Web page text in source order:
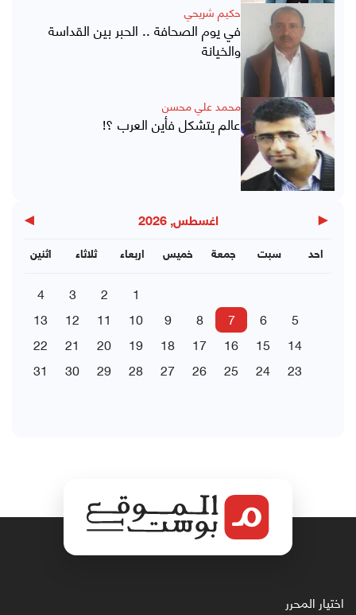
حكيم شريحي
في يوم الصحافة .. الحبر بين القداسة
والخيانة
محمد علي محسن
عالم يتشكل فأين العرب ؟!
◀ اغسطس, 2026 ▶
اثنين ثلاثاء اربعاء خميس جمعة سبت احد
1
2
3
4
5
6
7
8
9
10
11
12
13
14
15
16
17
18
19
20
21
22
23
24
25
26
27
28
29
30
31
اختيار المحرر